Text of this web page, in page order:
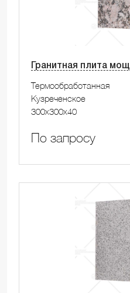
Гранитная плита
Термообработанная
Кузреченское
300x300x40
По запросу